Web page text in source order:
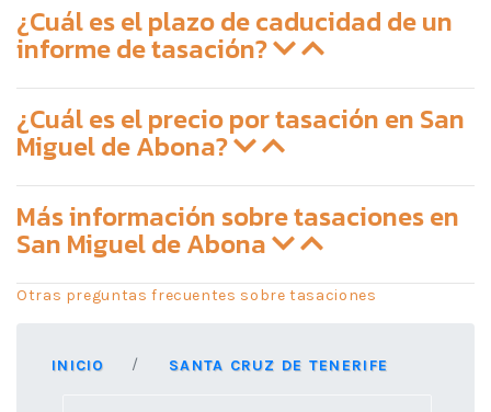
¿Cuál es el plazo de caducidad de un
informe de tasación?
¿Cuál es el precio por tasación en San
Miguel de Abona?
Más información sobre tasaciones en
San Miguel de Abona
Otras preguntas frecuentes sobre tasaciones
INICIO SANTA CRUZ DE TENERIFE